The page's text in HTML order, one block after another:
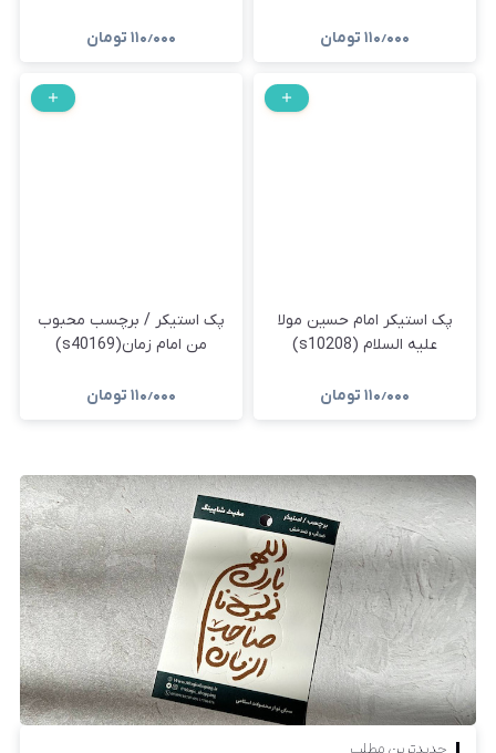
۱۱۰٫۰۰۰ تومان ۱۱۰٫۰۰۰ تومان
پک استیکر امام حسین مولا
علیه السلام (s10208)
۱۱۰٫۰۰۰ تومان
پک استیکر / برچسب محبوب
من امام زمان(s40169)
۱۱۰٫۰۰۰ تومان